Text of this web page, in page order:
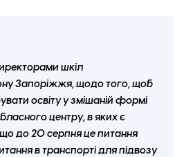
шкіл
Запоріжжя, щодо того, щоб
освіту у змішаній формі
центру, в яких є
до 20 серпня це питання
в транспорті для підвозу